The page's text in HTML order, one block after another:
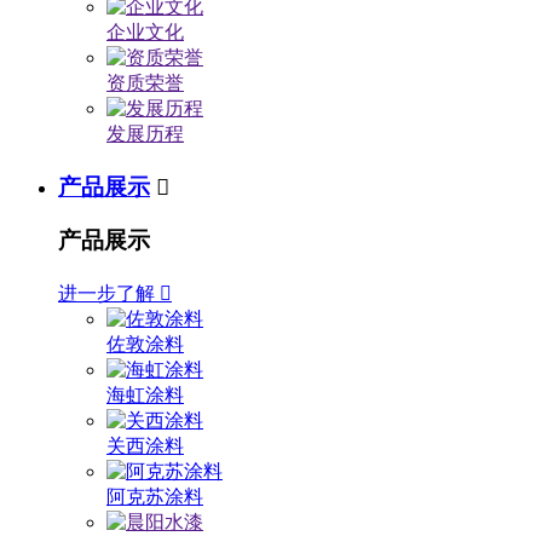
企业文化
资质荣誉
发展历程
产品展示 
产品展示
进一步了解 
佐敦涂料
海虹涂料
关西涂料
阿克苏涂料